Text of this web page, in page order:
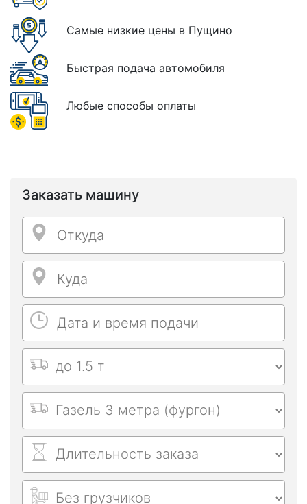
Самые низкие цены в Пущино
Быстрая подача автомобиля
Любые способы оплаты
Заказать машину